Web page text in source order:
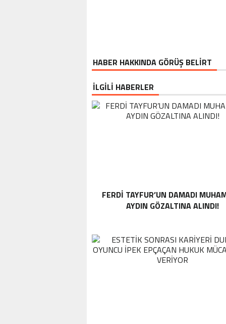
HABER HAKKINDA GÖRÜŞ BELİRT
İLGİLİ HABERLER
FERDI TAYFUR’UN DAMADI
AYDIN GÖZALTINA ALINDI!